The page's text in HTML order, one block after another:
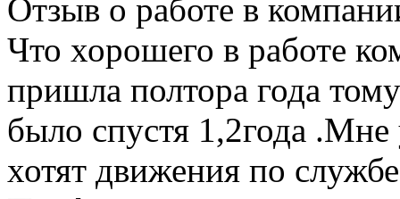
Отзыв о работе в
Что хорошего в работе
пришла полтора года
было спустя 1,2года .Мне
хотят движения по